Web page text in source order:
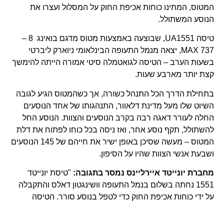
המטוס, המתינו כוחות אכיפת החוק על המסלול ועצרו את
הנוסע המשתולל.
טיסה UA1551, שבוצעה באמצעות מטוס מדגם בואינג 8 –
737 MAX, יצאה מנמל התעופה הבינלאומי ניוארק ליברטי
בשעות הערב – הטיסה לגואטמלה סיטי אמורה הייתה להימשך
קצת יותר מארבע שעות.
בתחילת הדרך הכל התנהל כשורה, אך כשהמטוס הגיע לגובה
השיוט שלו מעל מדינת דלאוור, התנהגותו של אחד הנוסעים
החלה לעורר דאגה רבה בקרב הנוסעים והצוות. הנוסע החל
להשתולל, תקף נוסע אחר, ואז ניסה בכל כוחו לפתוח את דלת
המטוס – מעשה שסיכן באופן ישיר את חייהם של 145 הנוסעים
ושבעת אנשי הצוות שהיו על הסיפון.
מחברת יונייטד איירליינס נמסר בתגובה: "טיסת יונייטד
1551 נחתה בשלום בנמל התעופה וושינגטון דאלס והתקבלה
על ידי כוחות אכיפת החוק כדי לטפל בנוסע סורר. הטיסה